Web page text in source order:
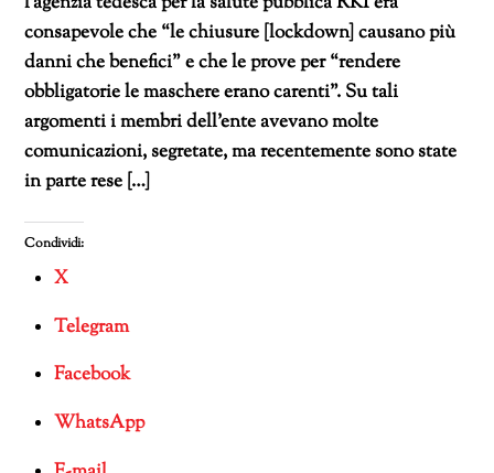
consapevole che “le chiusure [lockdown] causano più
danni che benefici” e che le prove per “rendere
obbligatorie le maschere erano carenti”. Su tali
argomenti i membri dell’ente avevano molte
comunicazioni, segretate, ma recentemente sono state
in parte rese […]
Condividi:
X
Telegram
Facebook
WhatsApp